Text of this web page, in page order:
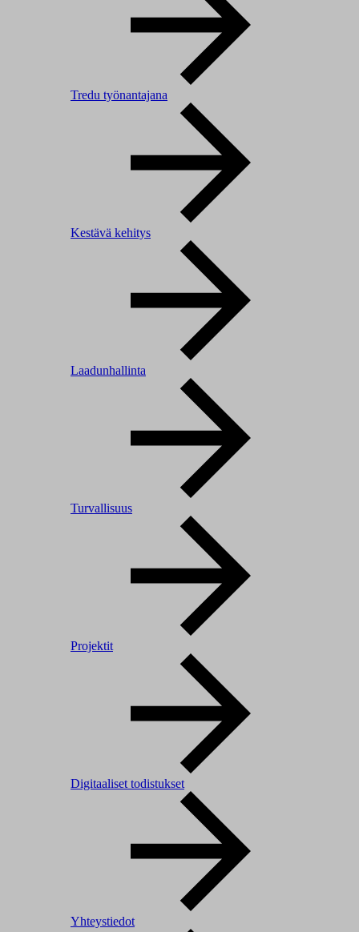
Tredu työnantajana
Kestävä kehitys
Laadunhallinta
Turvallisuus
Projektit
Digitaaliset todistukset
Yhteystiedot